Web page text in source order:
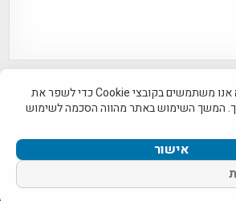
אנו משתמשים בקובצי Cookie כדי לשפר את
המשך השימוש באתר מהווה הסכמה לשימוש
אישור